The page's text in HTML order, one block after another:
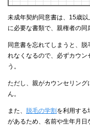
未成年契約同意書は、15歳
に必要な書類で、親権者の同
同意書を忘れてしまうと、
れなくなるので、必ずカウン
う。
ただし、親がカウンセリン
ん。
また、 脱毛の学割 を利用する
があるため、名前や生年月日